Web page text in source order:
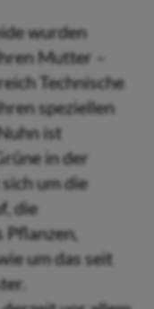
wurden
Mutter –
Technische
speziellen
ist
in der
um die
die
Pflanzen,
um das seit